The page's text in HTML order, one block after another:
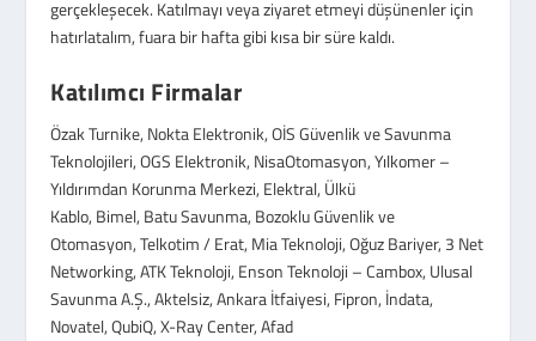
gerçekleşecek. Katılmayı veya ziyaret etmeyi düşünenler için
hatırlatalım, fuara bir hafta gibi kısa bir süre kaldı.
Katılımcı Firmalar
Özak Turnike, Nokta Elektronik, OİS Güvenlik ve Savunma
Teknolojileri, OGS Elektronik, NisaOtomasyon, Yılkomer –
Yıldırımdan Korunma Merkezi, Elektral, Ülkü
Kablo, Bimel, Batu Savunma, Bozoklu Güvenlik ve
Otomasyon, Telkotim / Erat, Mia Teknoloji, Oğuz Bariyer, 3 Net
Networking, ATK Teknoloji, Enson Teknoloji – Cambox, Ulusal
Savunma A.Ş., Aktelsiz, Ankara İtfaiyesi, Fipron, İndata,
Novatel, QubiQ, X-Ray Center, Afad